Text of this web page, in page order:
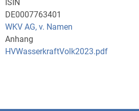
ISIN
DE0007763401
WKV AG, v. Namen
Anhang
HVWasserkraftVolk2023.pdf